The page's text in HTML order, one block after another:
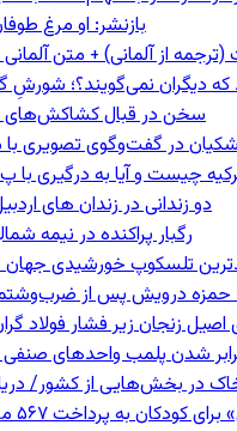
بازنشر: او مرغ
از آلمانی) + متن
که دیگران نمی‌گویند؟؛ شورشِ
سخن در قبال کشاکش‌های
چیست و آیا به درگیری
دو زندانی در زندان های
رگبار پراکنده در نیمه
تلسکوپ خورشیدی جهان
حمزه درویش پس از
زنجان زیر فشار فولاد
در بخش‌هایی از کشور/
پرداخت ۵۶۷ میلیون دلار محکوم شد